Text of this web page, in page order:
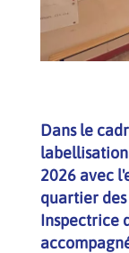
Dans le
2026 avec
quartier des
Inspectrice